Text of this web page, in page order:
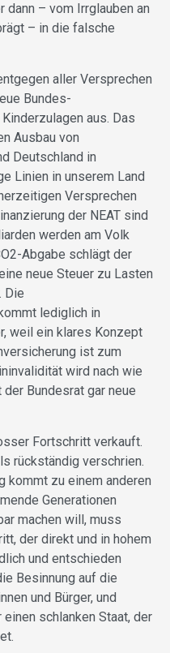
dann – vom Irrglauben an
– in die falsche
aller Versprechen
Bundes-
aus. Das
Ausbau von
Deutschland in
Linien in unserem Land
Versprechen
der NEAT sind
werden am Volk
Abgabe schlägt der
neue Steuer zu Lasten
Die
lediglich in
weil ein klares Konzept
ist zum
wird nach wie
Bundesrat gar neue
Fortschritt verkauft.
rückständig verschrien.
kommt zu einem anderen
Generationen
machen will, muss
der direkt und in hohem
und entschieden
Besinnung auf die
und Bürger, und
schlanken Staat, der